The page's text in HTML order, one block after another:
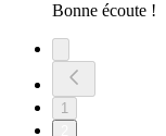
Bonne écoute !
1